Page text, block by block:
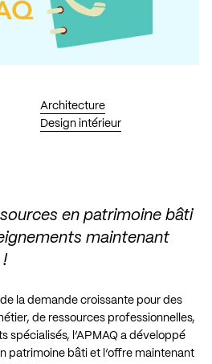
Architecture
Design intérieur
en patrimoine bâti
maintenant
!
la demande croissante pour des
de ressources professionnelles,
spécialisés, l’APMAQ a développé
patrimoine bâti et l’offre maintenant